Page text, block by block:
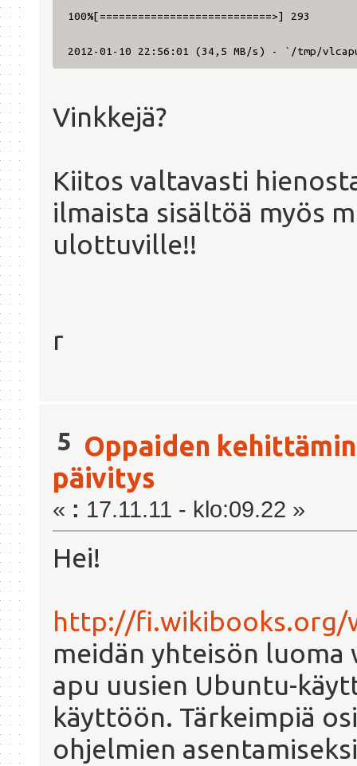
2012-01-10 22:56:01 (34,5 MB/s) - `/tmp/
Vinkkejä?
Kiitos valtavasti
ilmaista sisältöä myös
ulottuville!!
r
5 Oppaiden
päivitys
« : 17.11.11 - klo:09.22 »
Hei!
http://fi.wikibooks.org/
meidän yhteisön
apu uusien Ubuntu-
käyttöön. Tärkeimpiä
ohjelmien